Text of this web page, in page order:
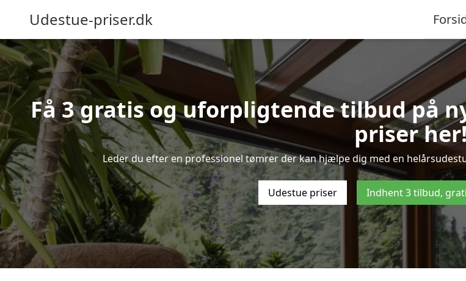
Udestue-priser.dk
Få 3 gratis og uforpligtende tilbud på
priser her!
Leder du efter en professionel tømrer der kan hjælpe dig med en
Udestue priser Indhent 3 tilbud,